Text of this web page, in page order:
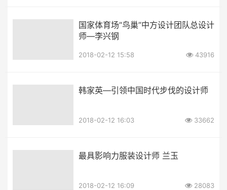
国家体育场“鸟巢”中方设计团队总设计
师—李兴钢
2018-02-12 15:58 43916
韩家英—引领中国时代步伐的设计师
2018-02-12 16:03 33662
最具影响力服装设计师 兰玉
2018-02-12 16:09 28083